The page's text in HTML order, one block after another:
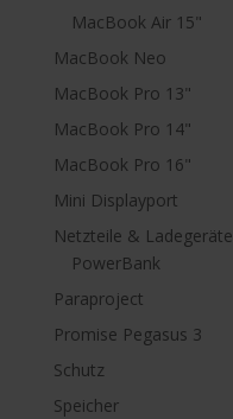
MacBook Air 15"
MacBook Neo
MacBook Pro 13"
MacBook Pro 14"
MacBook Pro 16"
Mini Displayport
Netzteile & Ladegeräte
PowerBank
Paraproject
Promise Pegasus 3
Schutz
Speicher